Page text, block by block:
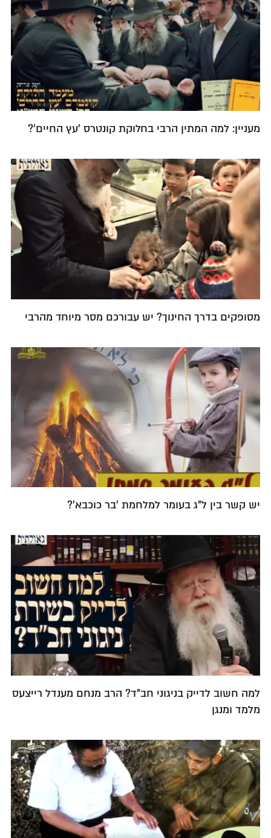
מעניין: למה המתין הרבי בחלוקת קונטרס 'עץ החיים'?
מסופקים בדרך החינוך? יש עבורכם מסר מיוחד מהרבי
יש קשר בין ל"ג בעומר למלחמת 'בר כוכבא'?
למה חשוב לדייק בניגוני חב"ד? הרב מנחם מענדל רייצעס
מלמד ומנגן